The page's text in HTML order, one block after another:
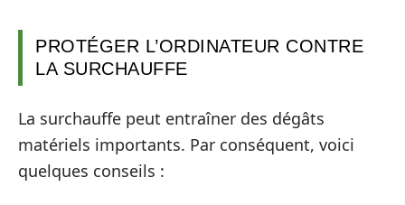
PROTÉGER L’ORDINATEUR CONTRE
LA SURCHAUFFE
La surchauffe peut entraîner des dégâts
matériels importants. Par conséquent, voici
quelques conseils :